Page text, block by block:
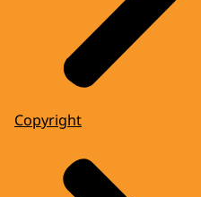
Copyright